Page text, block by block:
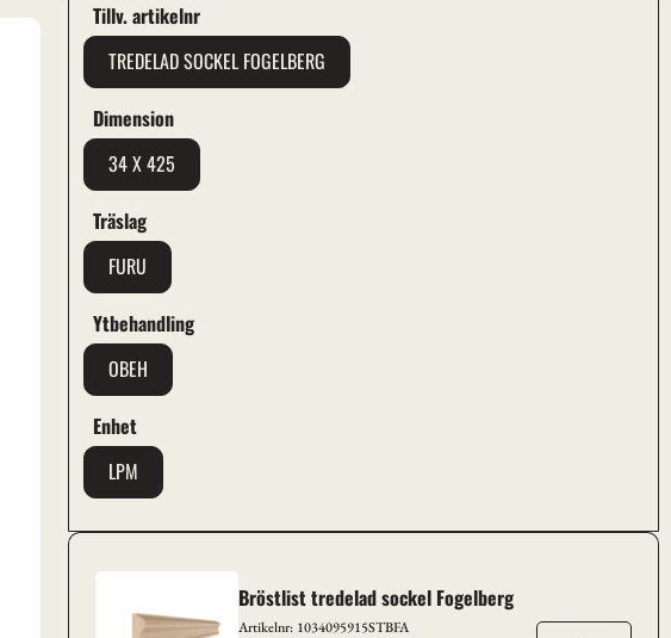
Bröstlist tredelad sockel Fogelberg
Artikelnr: 1034095915STBFA
Tillv. artikelnr
TREDELAD SOCKEL FOGELBERG
Dimension
34 X 425
Träslag
FURU
Ytbehandling
OBEH
Enhet
LPM